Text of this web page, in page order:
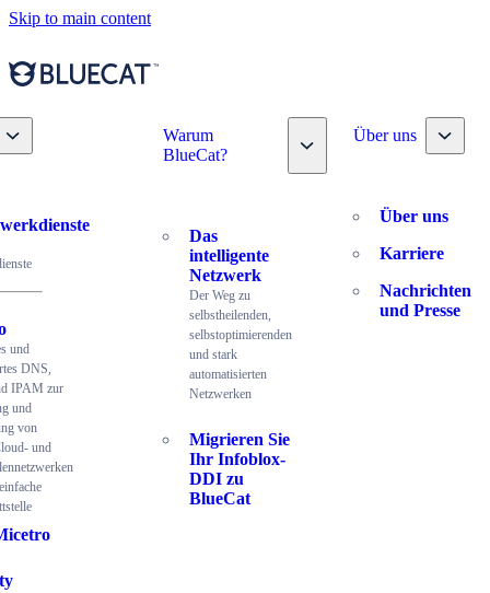
Skip to main content
Toggle nav dropdown
und
DNS,
IPAM zur
und
von
und
Warum
BlueCat?
Toggle nav dropdown
Das
intelligente
Netzwerk
Der Weg zu
selbstheilenden,
selbstoptimierenden
und stark
automatisierten
Netzwerken
Migrieren Sie
Ihr Infoblox-
DDI zu
BlueCat
Über uns Toggle
Über uns
Karriere
Nachrichten
und Presse